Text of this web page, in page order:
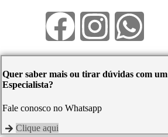
Quer saber mais ou tirar dúvidas com um
Especialista?
Fale conosco no Whatsapp
Clique aqui